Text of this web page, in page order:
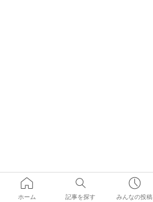
ホーム 記事を探す みんなの投稿